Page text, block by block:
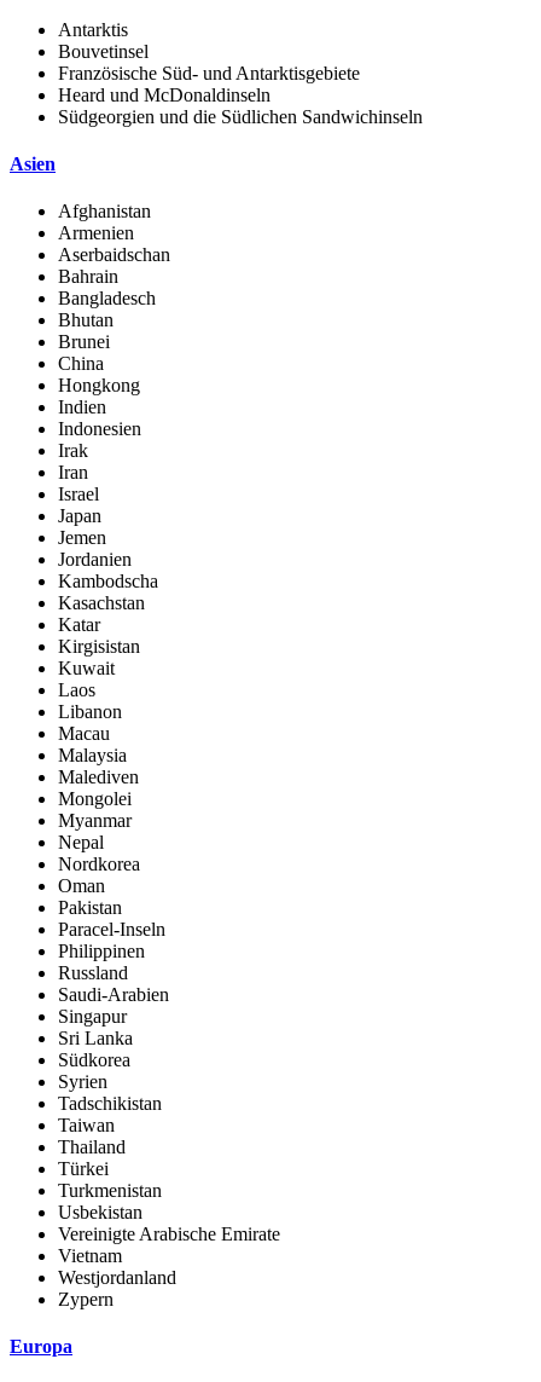
Antarktis
Bouvetinsel
Französische Süd- und Antarktisgebiete
Heard und McDonaldinseln
Südgeorgien und die Südlichen Sandwichinseln
Asien
Afghanistan
Armenien
Aserbaidschan
Bahrain
Bangladesch
Bhutan
Brunei
China
Hongkong
Indien
Indonesien
Irak
Iran
Israel
Japan
Jemen
Jordanien
Kambodscha
Kasachstan
Katar
Kirgisistan
Kuwait
Laos
Libanon
Macau
Malaysia
Malediven
Mongolei
Myanmar
Nepal
Nordkorea
Oman
Pakistan
Paracel-Inseln
Philippinen
Russland
Saudi-Arabien
Singapur
Sri Lanka
Südkorea
Syrien
Tadschikistan
Taiwan
Thailand
Türkei
Turkmenistan
Usbekistan
Vereinigte Arabische Emirate
Vietnam
Westjordanland
Zypern
Europa